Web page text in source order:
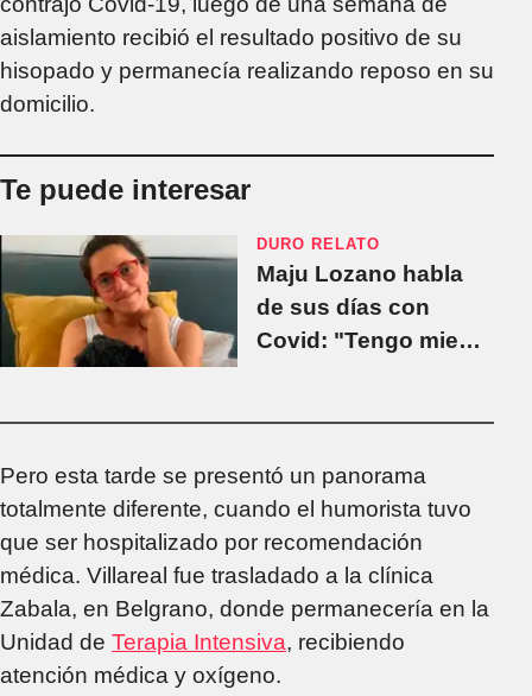
aislamiento recibió el resultado positivo de su
hisopado y permanecía realizando reposo en su
domicilio.
Te puede interesar
DURO RELATO
Maju Lozano habla
de sus días con
Covid: "Tengo miedo
Pero esta tarde se presentó un panorama
totalmente diferente, cuando el humorista tuvo
que ser hospitalizado por recomendación
médica. Villareal fue trasladado a la clínica
Zabala, en Belgrano, donde permanecería en la
Unidad de Terapia Intensiva, recibiendo
atención médica y oxígeno.